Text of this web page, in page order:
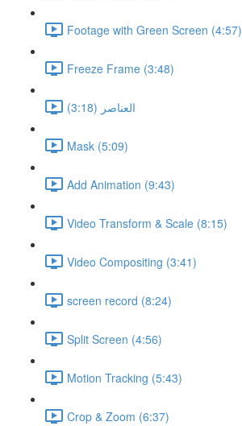
Footage with Green Screen (4:57)
Freeze Frame (3:48)
العناصر (3:18)
Mask (5:09)
Add Animation (9:43)
Video Transform & Scale (8:15)
Video Compositing (3:41)
screen record (8:24)
Split Screen (4:56)
Motion Tracking (5:43)
Crop & Zoom (6:37)